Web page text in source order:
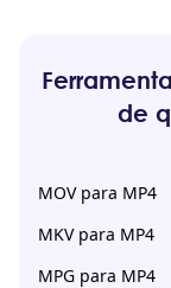
de
MOV para MP4
MKV para MP4
MPG para MP4